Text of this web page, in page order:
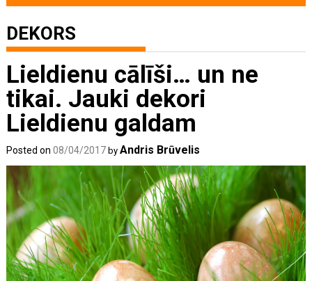
DEKORS
Lieldienu cālīši… un ne
tikai. Jauki dekori
Lieldienu galdam
Posted on08/04/2017 byAndris Brūvelis